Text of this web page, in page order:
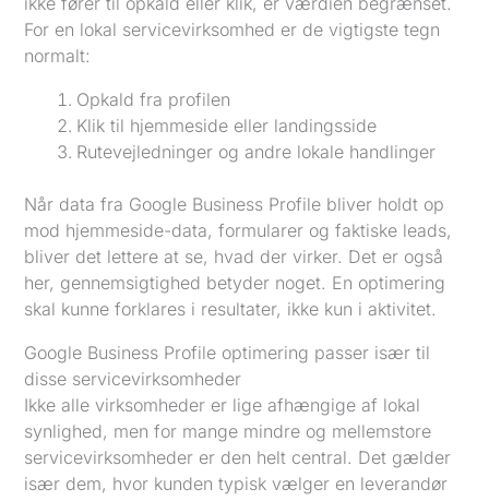
For en lokal servicevirksomhed er de vigtigste tegn
normalt:
Opkald fra profilen
Klik til hjemmeside eller landingsside
Rutevejledninger og andre lokale handlinger
Når data fra Google Business Profile bliver holdt op
mod hjemmeside-data, formularer og faktiske leads,
bliver det lettere at se, hvad der virker. Det er også
her, gennemsigtighed betyder noget. En optimering
skal kunne forklares i resultater, ikke kun i aktivitet.
Google Business Profile optimering passer især til
disse servicevirksomheder
Ikke alle virksomheder er lige afhængige af lokal
synlighed, men for mange mindre og mellemstore
servicevirksomheder er den helt central. Det gælder
især dem, hvor kunden typisk vælger en leverandør